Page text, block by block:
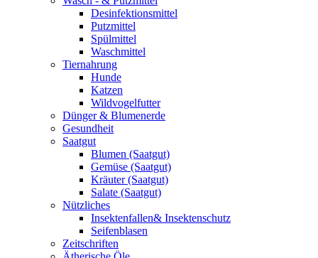
Desinfektionsmittel
Putzmittel
Spülmittel
Waschmittel
Tiernahrung
Hunde
Katzen
Wildvogelfutter
Dünger & Blumenerde
Gesundheit
Saatgut
Blumen (Saatgut)
Gemüse (Saatgut)
Kräuter (Saatgut)
Salate (Saatgut)
Nützliches
Insektenfallen& Insektenschutz
Seifenblasen
Zeitschriften